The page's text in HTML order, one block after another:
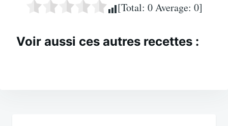
[Total: 0Average: 0]
Voir aussi ces autres recettes :